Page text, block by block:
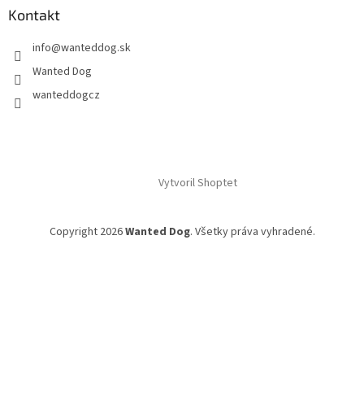
Kontakt
info@wanteddog.sk
Wanted Dog
wanteddogcz
Vytvoril Shoptet
Copyright 2026Wanted Dog. Všetky práva vyhradené.